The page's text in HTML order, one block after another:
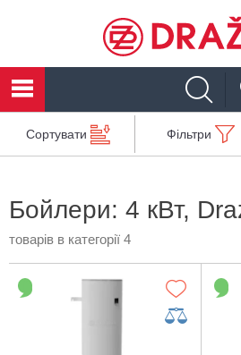
Сортувати Фільтри
Бойлери: 4 кВт,
товарів в категорії 4